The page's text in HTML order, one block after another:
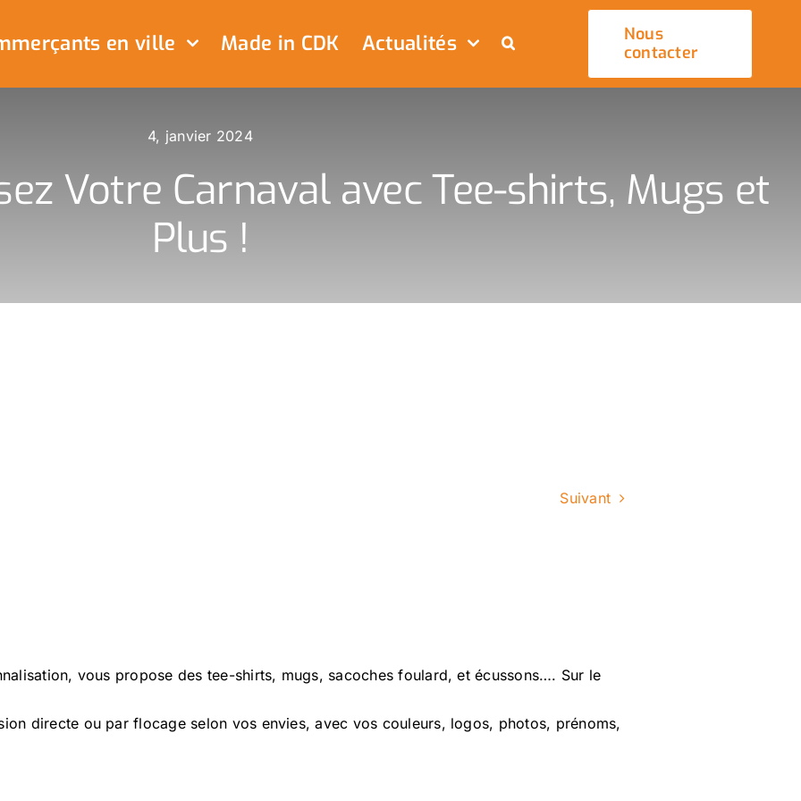
en ville Made in CDK Actualités
Nous
contacter
4, janvier 2024
Votre Carnaval avec Tee-shirts, Mugs et
Plus !
Suivant
vous propose des tee-shirts, mugs, sacoches foulard, et écussons…. Sur le
directe ou par flocage selon vos envies, avec vos couleurs, logos, photos, prénoms,